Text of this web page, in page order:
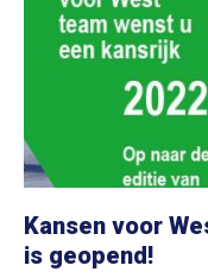
Kansen voor
is geopend!